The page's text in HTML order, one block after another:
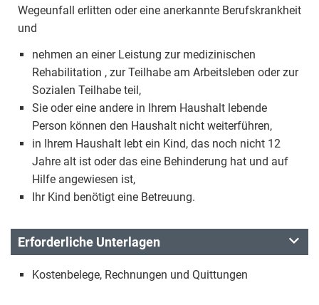
Wegeunfall erlitten oder eine anerkannte Berufskrankheit
und
nehmen an einer Leistung zur medizinischen
Rehabilitation , zur Teilhabe am Arbeitsleben oder zur
Sozialen Teilhabe teil,
Sie oder eine andere in Ihrem Haushalt lebende
Person können den Haushalt nicht weiterführen,
in Ihrem Haushalt lebt ein Kind, das noch nicht 12
Jahre alt ist oder das eine Behinderung hat und auf
Hilfe angewiesen ist,
Ihr Kind benötigt eine Betreuung.
Erforderliche Unterlagen
Kostenbelege, Rechnungen und Quittungen